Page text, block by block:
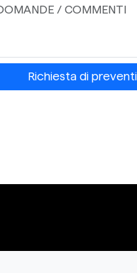
Richiesta di